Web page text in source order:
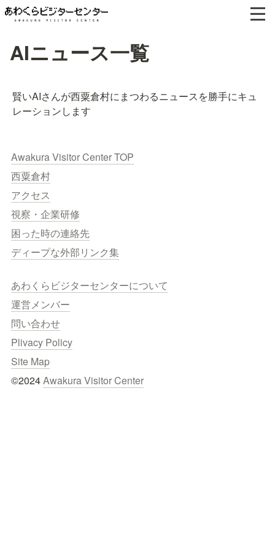
AIニュース一覧
賢いAIさんが西粟倉村にまつわるニュースを勝手にキュ
レーションします
Awakura Visitor Center TOP
西粟倉村
アクセス
視察・企業研修
困った時の連絡先
ディープな外部リンク集
あわくらビジターセンターについて
運営メンバー
問い合わせ
Plivacy Policy
Site Map
©2024 Awakura Visitor Center